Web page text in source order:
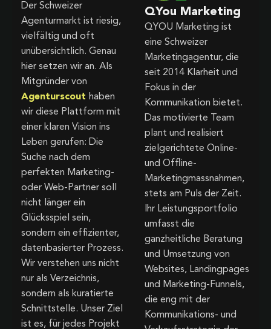
Der Schweizer
Agenturmarkt ist riesig,
vielfältig und oft
unübersichtlich. Genau
hier setzen wir an. Als
Mitgründer von
Agenturscout haben
wir diese Plattform mit
einer klaren Vision ins
Leben gerufen: Die
Suche nach dem
perfekten Marketing-
oder Web-Partner soll
nicht länger ein
Glücksspiel sein,
sondern ein effizienter,
datenbasierter Prozess.
Wir verstehen uns nicht
nur als Verzeichnis,
sondern als kuratierte
Schnittstelle. Unser Ziel
ist es, für jedes Projekt
QYou Marketing
QYOU Marketing ist
eine Schweizer
Marketingagentur, die
seit 2014 Klarheit und
Fokus in der
Kommunikation bietet.
Das motivierte Team
plant und realisiert
zielgerichtete Online-
und Offline-
Marketingmassnahmen,
stets am Puls der Zeit.
Ihr Leistungsportfolio
umfasst die
ganzheitliche Beratung
und Umsetzung von
Websites, Landingpages
und Marketing-Funnels,
die eng mit der
Kommunikations- und